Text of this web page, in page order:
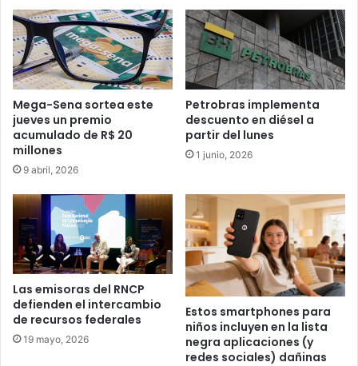
Mega-Sena sortea este
jueves un premio
acumulado de R$ 20
millones
9 abril, 2026
Petrobras implementa
descuento en diésel a
partir del lunes
1 junio, 2026
Las emisoras del RNCP
defienden el intercambio
de recursos federales
19 mayo, 2026
Estos smartphones para
niños incluyen en la lista
negra aplicaciones (y
redes sociales) dañinas